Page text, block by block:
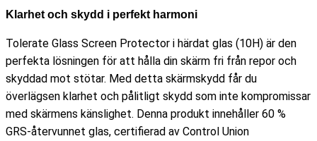
Klarhet och skydd i perfekt harmoni
Tolerate Glass Screen Protector i härdat glas (10H) är den
perfekta lösningen för att hålla din skärm fri från repor och
skyddad mot stötar. Med detta skärmskydd får du
överlägsen klarhet och pålitligt skydd som inte kompromissar
med skärmens känslighet. Denna produkt innehåller 60 %
GRS-återvunnet glas, certifierad av Control Union